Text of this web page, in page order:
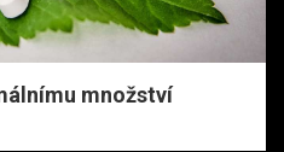
množství